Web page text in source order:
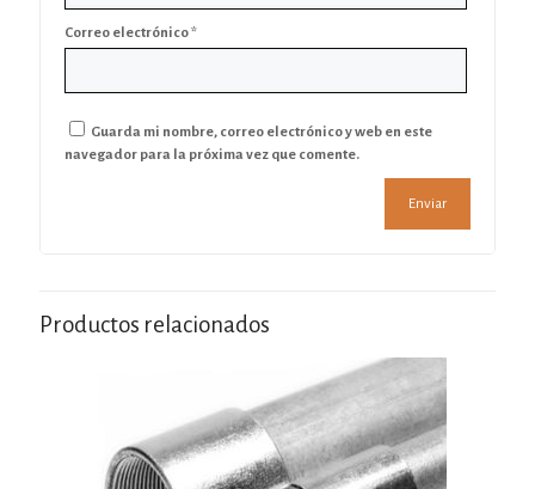
Correo electrónico*
Guarda mi nombre, correo electrónico y web en este
navegador para la próxima vez que comente.
Productos relacionados